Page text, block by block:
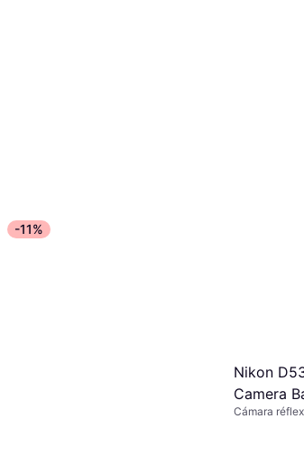
-11%
Nikon
Camera
Cámara